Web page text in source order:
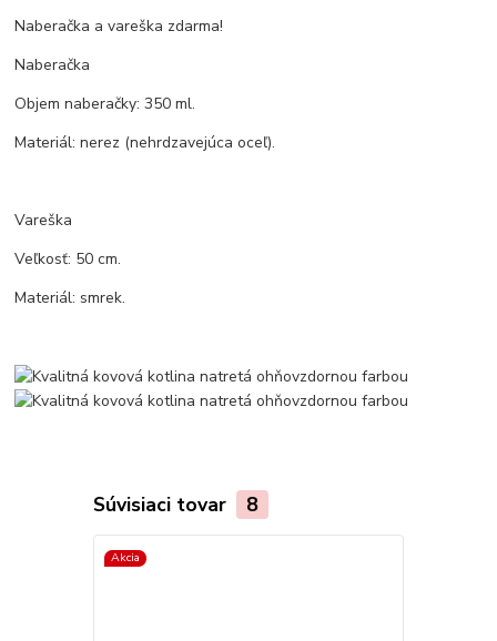
Naberačka a vareška zdarma!
Naberačka
Objem naberačky: 350 ml.
Materiál: nerez (nehrdzavejúca oceľ).
Vareška
Veľkosť: 50 cm.
Materiál: smrek.
Súvisiaci tovar 8
Akcia